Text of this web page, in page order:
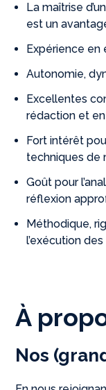
La maîtrise
est un
Expérience en
Autonomie,
Excellentes
rédaction et en
Fort intérêt
techniques de
Goût pour
réflexion
Méthodique,
l’exécution
À
Nos